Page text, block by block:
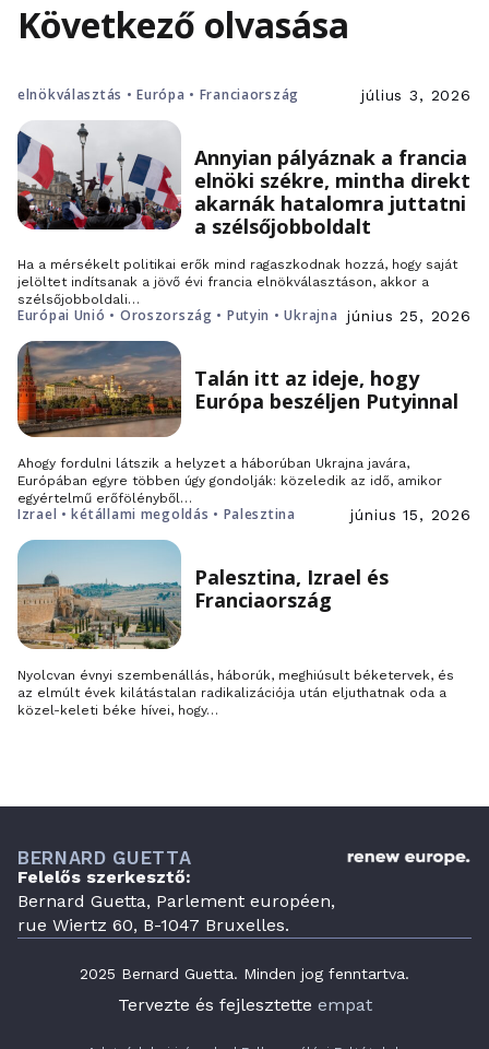
Következő olvasása
elnökválasztás • Európa • Franciaország július 3, 2026
Annyian pályáznak a francia
elnöki székre, mintha direkt
akarnák hatalomra juttatni
a szélsőjobboldalt
Ha a mérsékelt politikai erők mind ragaszkodnak hozzá, hogy saját
jelöltet indítsanak a jövő évi francia elnökválasztáson, akkor a
szélsőjobboldali…
Európai Unió • Oroszország • Putyin • Ukrajna június 25, 2026
Talán itt az ideje, hogy
Európa beszéljen Putyinnal
Ahogy fordulni látszik a helyzet a háborúban Ukrajna javára,
Európában egyre többen úgy gondolják: közeledik az idő, amikor
egyértelmű erőfölényből…
Izrael • kétállami megoldás • Palesztina június 15, 2026
Palesztina, Izrael és
Franciaország
Nyolcvan évnyi szembenállás, háborúk, meghiúsult béketervek, és
az elmúlt évek kilátástalan radikalizációja után eljuthatnak oda a
közel-keleti béke hívei, hogy…
BERNARD GUETTA
Felelős szerkesztő:
Bernard Guetta, Parlement européen,
rue Wiertz 60, B-1047 Bruxelles.
2025 Bernard Guetta. Minden jog fenntartva.
Tervezte és fejlesztette empat